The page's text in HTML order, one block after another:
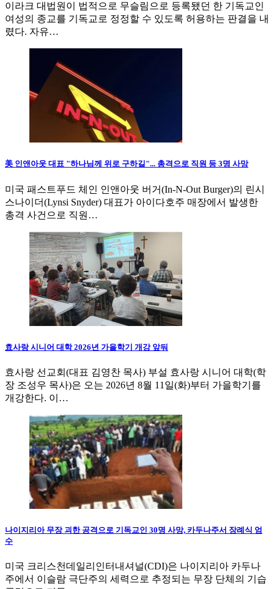
이라크 대법원이 법적으로 무슬림으로 등록됐던 한 기독교인
여성의 종교를 기독교로 정정할 수 있도록 허용하는 판결을 내
렸다. 자유…
美 인앤아웃 대표 "하나님께 위로 구하길"... 총격으로 직원 등 3명 사망
미국 패스트푸드 체인 인앤아웃 버거(In-N-Out Burger)의 린시
스나이더(Lynsi Snyder) 대표가 아이다호주 매장에서 발생한
총격 사건으로 직원…
효사랑 시니어 대학 2026년 가을학기 개강 앞둬
효사랑 선교회(대표 김영찬 목사) 부설 효사랑 시니어 대학(학
장 조성우 목사)은 오는 2026년 8월 11일(화)부터 가을학기를
개강한다. 이…
나이지리아 무장 괴한 공격으로 기독교인 30명 사망, 카두나주서 장례식 엄
수
미국 크리스천데일리인터내셔널(CDI)은 나이지리아 카두나
주에서 이슬람 극단주의 세력으로 추정되는 무장 단체의 기습